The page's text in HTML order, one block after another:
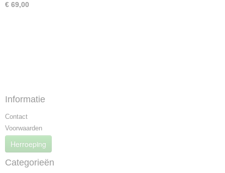
€ 69,00
Informatie
Contact
Voorwaarden
Herroeping
Categorieën